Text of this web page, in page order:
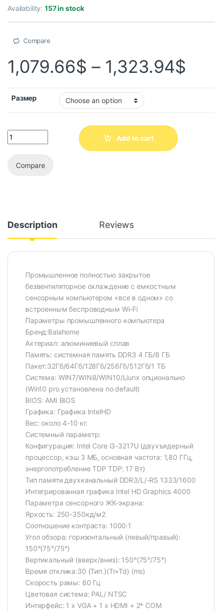
Availability:157 in stock
Compare
1,079.66$ – 1,323.94$
Размер
Add to cart
Compare
Description Reviews
Промышленное полностью закрытое
безвентиляторное охлаждение с емкостным
сенсорным компьютером «все в одном» со
встроенным беспроводным Wi-Fi
Параметры промышленного компьютера
Бренд:Balahome
Ахтериал: алюминиевый сплав
Память: системная память DDR3 4 ГБ/8 ГБ
Пакет:32Гб/64Гб/128Гб/256Гб/512Гб/1 ТБ
Система: WIN7/WIN8/WIN10/Liunx опционально
(Win10 pro установлена по default)
BIOS: AMI BIOS
Графика: Графика IntelHD
Вес: около 4-10 кг.
Системный параметр:
Конфигурация: Intel Core i3-3217U (двухъядерный
процессор, кэш 3 МБ, основная частота: 1,80 ГГц,
энергопотребление TDP TDP: 17 Вт)
Тип памяти двухканальный DDR3/L/-RS 1333/1600
Интегрированная графика Intel HD Graphics 4000
Параметра сенсорного ЖК-экрана:
Яркость: 250-350кд/м2
Соотношение контраста: 1000:1
Угол обзора: горизонтальный (левый/правый):
150°(75°/75°)
Вертикальный (вверх/вниз): 150°(75°/75°)
Время отклика:30 (Тип.)(Tr+Td) (ms)
Скорость рамы: 60 Гц
Цветовая система: PAL/ NTSC
Интерфейс: 1 x VGA + 1 x HDMI + 2* COM